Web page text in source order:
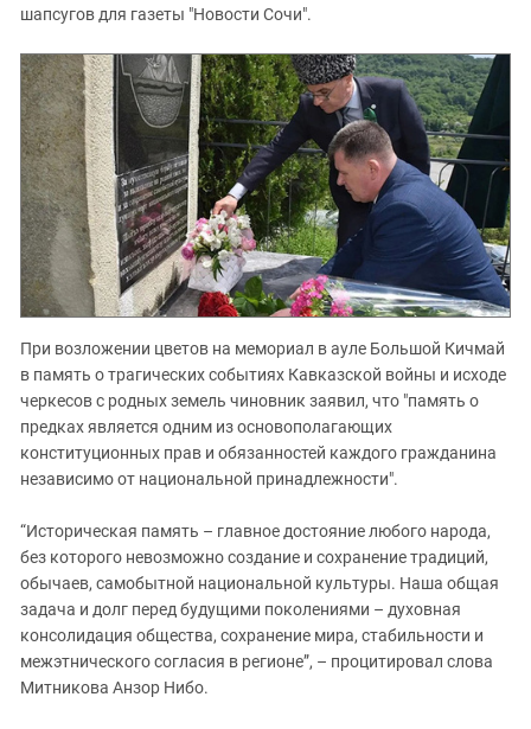
шапсугов для газеты "Новости Сочи".
При возложении цветов на мемориал в ауле Большой Кичмай
в память о трагических событиях Кавказской войны и исходе
черкесов с родных земель чиновник заявил, что "память о
предках является одним из основополагающих
конституционных прав и обязанностей каждого гражданина
независимо от национальной принадлежности".
“Историческая память – главное достояние любого народа,
без которого невозможно создание и сохранение традиций,
обычаев, самобытной национальной культуры. Наша общая
задача и долг перед будущими поколениями – духовная
консолидация общества, сохранение мира, стабильности и
межэтнического согласия в регионе”, – процитировал слова
Митникова Анзор Нибо.